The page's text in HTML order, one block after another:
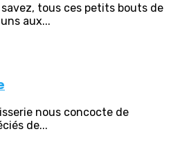
tous ces petits bouts de
aux...
nous concocte de
de...